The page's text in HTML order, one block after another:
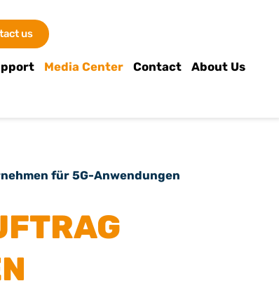
us
Media Center Contact About Us
für 5G-Anwendungen